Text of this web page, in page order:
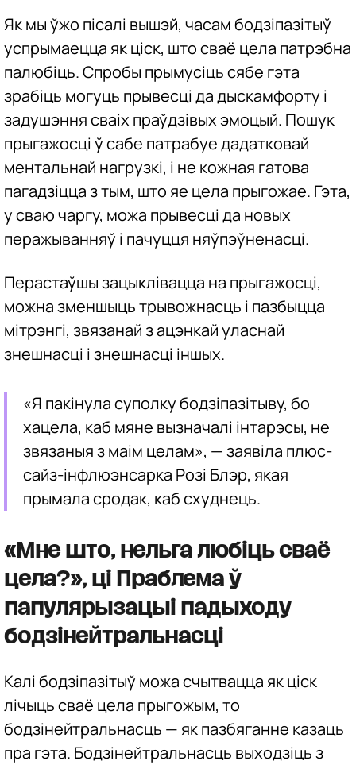
Як мы ўжо пісалі вышэй, часам бодзіпазітыў
успрымаецца як ціск, што сваё цела патрэбна
палюбіць. Спробы прымусіць сябе гэта
зрабіць могуць прывесці да дыскамфорту і
задушэння сваіх праўдзівых эмоцый. Пошук
прыгажосці ў сабе патрабуе дадатковай
ментальнай нагрузкі, і не кожная гатова
пагадзіцца з тым, што яе цела прыгожае. Гэта,
у сваю чаргу, можа прывесці да новых
перажыванняў і пачуцця няўпэўненасці.
Перастаўшы зацыклівацца на прыгажосці,
можна зменшыць трывожнасць і пазбыцца
мітрэнгі, звязанай з ацэнкай уласнай
знешнасці і знешнасці іншых.
«Я пакінула суполку бодзіпазітыву, бо
хацела, каб мяне вызначалі інтарэсы, не
звязаныя з маім целам», — заявіла плюс-
сайз-інфлюэнсарка Розі Блэр, якая
прымала сродак, каб схуднець.
«Мне што, нельга любіць сваё
цела?», ці Праблема ў
папулярызацыі падыходу
бодзінейтральнасці
Калі бодзіпазітыў можа счытвацца як ціск
лічыць сваё цела прыгожым, то
бодзінейтральнасць — як пазбяганне казаць
пра гэта. Бодзінейтральнасць выходзіць з